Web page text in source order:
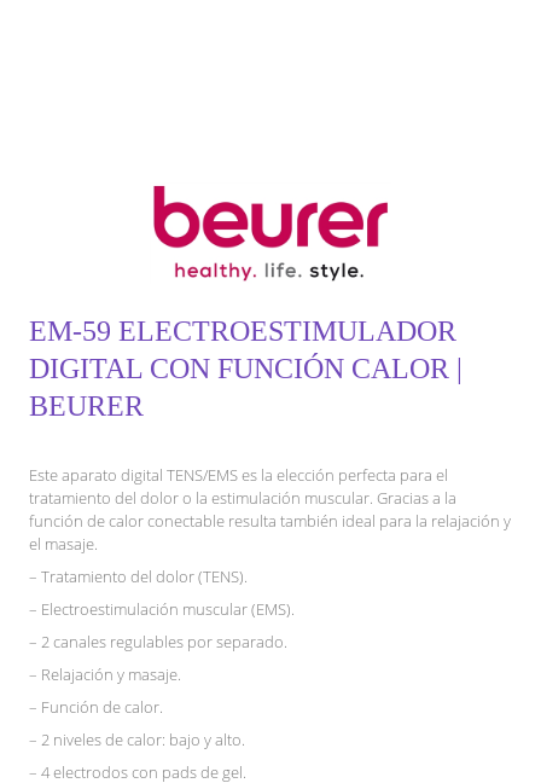
EM-59 ELECTROESTIMULADOR
DIGITAL CON FUNCIÓN CALOR |
BEURER
Este aparato digital TENS/EMS es la elección perfecta para el
tratamiento del dolor o la estimulación muscular. Gracias a la
función de calor conectable resulta también ideal para la relajación y
el masaje.
– Tratamiento del dolor (TENS).
– Electroestimulación muscular (EMS).
– 2 canales regulables por separado.
– Relajación y masaje.
– Función de calor.
– 2 niveles de calor: bajo y alto.
– 4 electrodos con pads de gel.